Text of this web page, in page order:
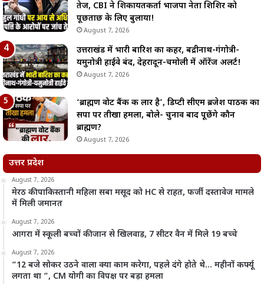
तेज, CBI ने शिकायतकर्ता भाजपा नेता शिशिर को
पूछताछ के लिए बुलाया!
August 7, 2026
उत्तराखंड में भारी बारिश का कहर, बद्रीनाथ-गंगोत्री-
यमुनोत्री हाईवे बंद, देहरादून-चमोली में ऑरेंज अलर्ट!
August 7, 2026
‘ब्राह्मण वोट बैंक की लार है’, डिप्टी सीएम ब्रजेश पाठक का
सपा पर तीखा हमला, बोले- चुनाव बाद पूछेंगे कौन
ब्राह्मण?
August 7, 2026
उत्तर प्रदेश
August 7, 2026
मेरठ की पाकिस्तानी महिला सबा मसूद को HC से राहत, फर्जी दस्तावेज मामले
में मिली जमानत
August 7, 2026
आगरा में स्कूली बच्चों की जान से खिलवाड़, 7 सीटर वैन में मिले 19 बच्चे
August 7, 2026
“12 बजे सोकर उठने वाला क्या काम करेगा, पहले दंगे होते थे… महीनों कर्फ्यू
लगता था “, CM योगी का विपक्ष पर बड़ा हमला